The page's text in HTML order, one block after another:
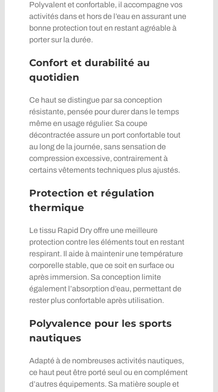
Polyvalent et confortable, il accompagne vos
activités dans et hors de l’eau en assurant une
bonne protection tout en restant agréable à
porter sur la durée.
Confort et durabilité au
quotidien
Ce haut se distingue par sa conception
résistante, pensée pour durer dans le temps
même en usage régulier. Sa coupe
décontractée assure un port confortable tout
au long de la journée, sans sensation de
compression excessive, contrairement à
certains vêtements techniques plus ajustés.
Protection et régulation
thermique
Le tissu Rapid Dry offre une meilleure
protection contre les éléments tout en restant
respirant. Il aide à maintenir une température
corporelle stable, que ce soit en surface ou
après immersion. Sa conception limite
également l’absorption d’eau, permettant de
rester plus confortable après utilisation.
Polyvalence pour les sports
nautiques
Adapté à de nombreuses activités nautiques,
ce haut peut être porté seul ou en complément
d’autres équipements. Sa matière souple et